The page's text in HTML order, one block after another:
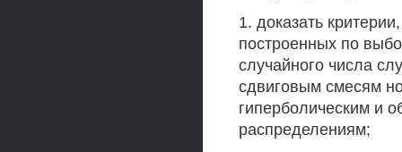
1. доказать
построенных по
случайного числа
сдвиговым смесям
гиперболическим и
распределениям;